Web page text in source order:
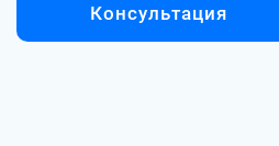
Консультация